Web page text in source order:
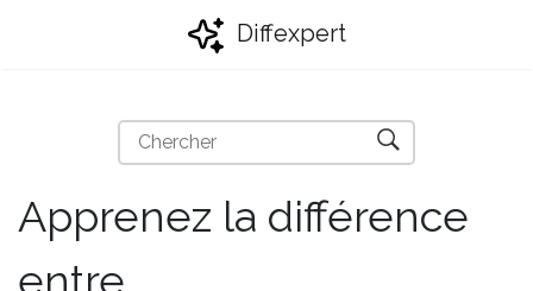
Diffexpert
Apprenez la différence
entre